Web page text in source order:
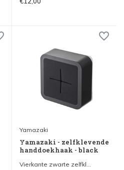
Yamazaki
Yamazaki - zelfklevende
handdoekhaak - black
Vierkante zwarte zelfkl...